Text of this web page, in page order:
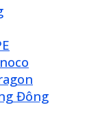
Đông